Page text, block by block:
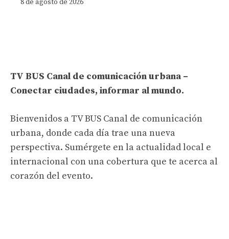
8 de agosto de 2026
TV BUS Canal de comunicación urbana –
Conectar ciudades, informar al mundo.
Bienvenidos a TV BUS Canal de comunicación
urbana, donde cada día trae una nueva
perspectiva. Sumérgete en la actualidad local e
internacional con una cobertura que te acerca al
corazón del evento.